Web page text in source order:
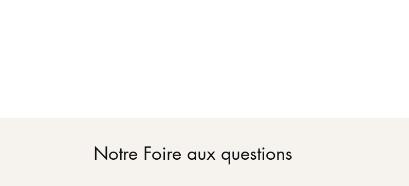
Notre Foire aux questions